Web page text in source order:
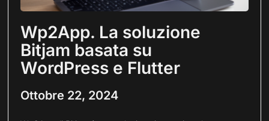
Wp2App. La soluzione
Bitjam basata su
WordPress e Flutter
Ottobre 22, 2024